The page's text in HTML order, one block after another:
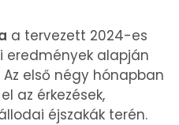
a tervezett 2024-es
eredmények alapján
első négy hónapban
az érkezések,
éjszakák terén.